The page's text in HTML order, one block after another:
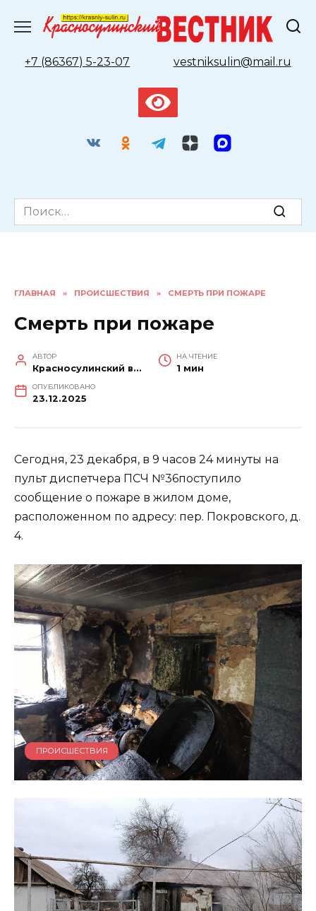
содержанию
+7 (86367) 5-23-07
vestniksulin@mail.ru
Search
for:
ГЛАВНАЯ » ПРОИСШЕСТВИЯ » СМЕРТЬ ПРИ ПОЖАРЕ
Смерть при пожаре
АВТОР
Красносулинский вестник
НА ЧТЕНИЕ
1 мин
ОПУБЛИКОВАНО
23.12.2025
Сегодня, 23 декабря, в 9 часов 24 минуты на
пульт диспетчера ПСЧ №36поступило
сообщение о пожаре в жилом доме,
расположенном по адресу: пер. Покровского, д.
4.
ПРОИСШЕСТВИЯ